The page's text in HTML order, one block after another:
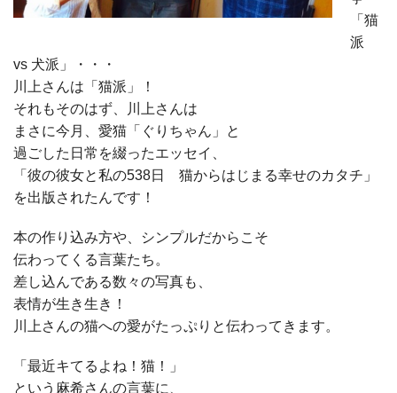
「猫
派
vs 犬派」・・・
川上さんは「猫派」！
それもそのはず、川上さんは
まさに今月、愛猫「ぐりちゃん」と
過ごした日常を綴ったエッセイ、
「彼の彼女と私の538日 猫からはじまる幸せのカタチ」
を出版されたんです！
本の作り込み方や、シンプルだからこそ
伝わってくる言葉たち。
差し込んである数々の写真も、
表情が生き生き！
川上さんの猫への愛がたっぷりと伝わってきます。
「最近キてるよね！猫！」
という麻希さんの言葉に、